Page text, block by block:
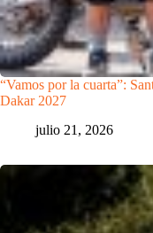
“Vamos por la cuarta”:
Dakar 2027
julio 21, 2026